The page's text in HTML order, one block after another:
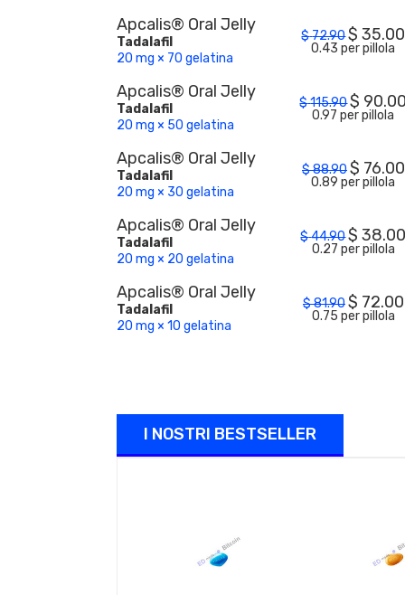
Apcalis® Oral Jelly
Tadalafil
20 mg × 70 gelatina
$72.90$ 35.00
0.43 per pillola
Apcalis® Oral Jelly
Tadalafil
20 mg × 50 gelatina
$115.90$
0.97 per pillola
Apcalis® Oral Jelly
Tadalafil
20 mg × 30 gelatina
$88.90$ 76.00
0.89 per pillola
Apcalis® Oral Jelly
Tadalafil
20 mg × 20 gelatina
$44.90$
0.27 per pillola
Apcalis® Oral Jelly
Tadalafil
20 mg × 10 gelatina
$81.90$ 72.00
0.75 per pillola
I NOSTRI BESTSELLER